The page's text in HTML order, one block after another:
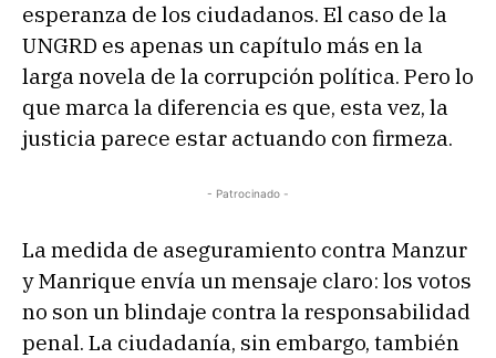
esperanza de los ciudadanos. El caso de la
UNGRD es apenas un capítulo más en la
larga novela de la corrupción política. Pero lo
que marca la diferencia es que, esta vez, la
justicia parece estar actuando con firmeza.
- Patrocinado -
La medida de aseguramiento contra Manzur
y Manrique envía un mensaje claro: los votos
no son un blindaje contra la responsabilidad
penal. La ciudadanía, sin embargo, también